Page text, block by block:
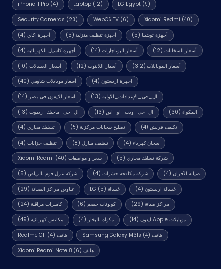
iPhone 11 Pro (4) Laptop(12) LG Egypt(9)
Security Cameras (23) WebOS TV(6) Xiaomi Redmi (40)
أجهزة اكاي(4) أجهزة تنظيف منزلية (5) أجهزة توشيبا (5)
أجهزة كاسيل الكهربائية(4) أسعار البوتاجازات (14) أسعار السخانات (12)
أسعار الغسالات(10) أسعار اللابتوب (12) أسعار الموبايلات (312)
أسعار موبايلات شاومي(40) اجهزة اريستون (4)
اسعار الايفون في مصر (14) ال_جى_الإعدادات_الأولية (13)
ال_جى_ماجيك_ريموت(13) ال_جى_ويب_او_اس (13) المكواة (30)
تسليك مجاري(4) تصليح سخانات مركزية (5) تكييف فريش (4)
تنظيف خزانات(4) تنظيف منازل (8) سخان كهرباء (4)
سعر و مواصفات Xiaomi Redmi (40) شركة تسليك مجاري (5)
شركة عزل فوم بالرياض(5) شركة مكافحة حشرات (4) صيانة الأفران (4)
عناوين مراكز الصيانة(29) غسالة LG (5) غسالة اريستون (4)
كاميرات مراقبة(24) كوبونات خصم (6) مراكز صيانة (29)
مكانس كهربائية(49) مكواة بالبخار (4) موبايلات Apple ايفون (14)
هاتف Realme C11 (4) هاتف Samsung Galaxy M31s (4)
هاتف Xiaomi Redmi Note 8 (6)